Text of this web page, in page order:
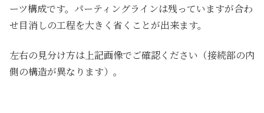
ーツ構成です。パーティングラインは残っていますが合わ
せ目消しの工程を大きく省くことが出来ます。
左右の見分け方は上記画像でご確認ください（接続部の内
側の構造が異なります）。